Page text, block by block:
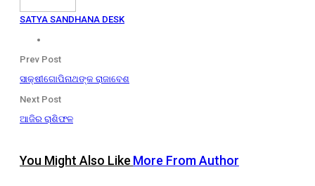
SATYA SANDHANA DESK
Prev Post
ସାକ୍ଷୀଗୋପିନାଥଙ୍କ ରାଜାବେଶ
Next Post
ଆଜିର ରାଶିଫଳ
You Might Also Like More From Author